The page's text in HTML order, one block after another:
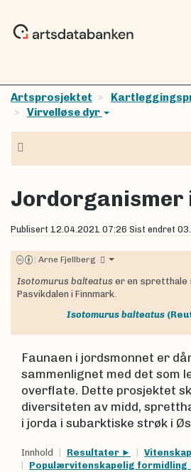
Artsprosjektet
Virvelløse dyr
Jordorganismer
Publisert 12.04.2021 07:26 Sist endret
| Arne Fjellberg
Isotomurus balteatus er en spretthale
Pasvikdalen i Finnmark.
Isotomurus balteatus
Faunaen i jordsmonnet er
sammenlignet med det som
overflate. Dette prosjektet
diversiteten av midd,
i jorda i subarktiske strøk i
Innhold Resultater
Populærvitenskapelig formidling